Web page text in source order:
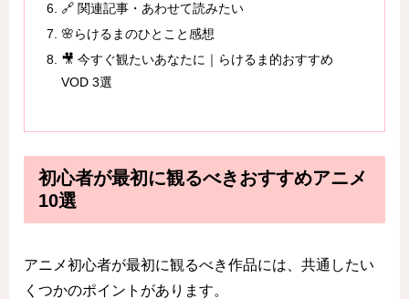
🔗 関連記事・あわせて読みたい
🌸らけるまのひとこと感想
🎥 今すぐ観たいあなたに｜らけるま的おすすめ
VOD 3選
初心者が最初に観るべきおすすめアニメ
10選
アニメ初心者が最初に観るべき作品には、共通したい
くつかのポイントがあります。